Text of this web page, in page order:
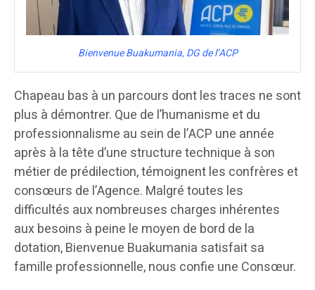
Bienvenue Buakumania, DG de l’ACP
Chapeau bas à un parcours dont les traces ne sont
plus à démontrer. Que de l’humanisme et du
professionnalisme au sein de l’ACP une année
après à la tête d’une structure technique à son
métier de prédilection, témoignent les confrères et
consœurs de l’Agence. Malgré toutes les
difficultés aux nombreuses charges inhérentes
aux besoins à peine le moyen de bord de la
dotation, Bienvenue Buakumania satisfait sa
famille professionnelle, nous confie une Consœur.